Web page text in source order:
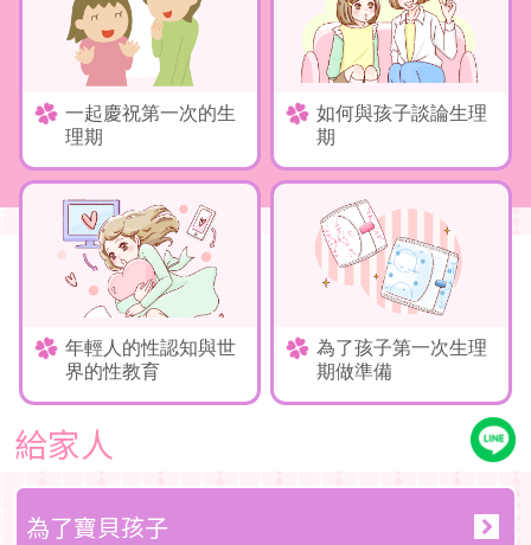
一起慶祝第一次的生
理期
如何與孩子談論生理
期
年輕人的性認知與世
界的性教育
為了孩子第一次生理
期做準備
給家人
為了寶貝孩子